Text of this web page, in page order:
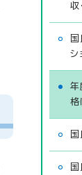
収
シ
年
格